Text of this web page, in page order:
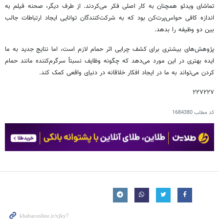
تماشای ویدئو همچنان به کار اصلی فکر می‌کردند. از طرف دیگر، صحنه فیلم به
اندازه کافی حواس‌پرت‌کن بود که به شرکت‌کنندگان توانایی ایجاد ارتباطات جالب
بین دو وظیفه را بدهد.
پژوهش‌های بیشتری برای کشف چرایی اثر حمام لازم است، اما نتایج جدید به ما
ایده بهتری در این مورد می‌دهد که چگونه وظایف نسبتاً سرگرم‌کننده مانند حمام
کردن می‌تواند به ما در ایجاد افکار خلاقانه در دنیای واقعی کمک کند.
۲۲۷۲۲۷
کد مطلب1684380